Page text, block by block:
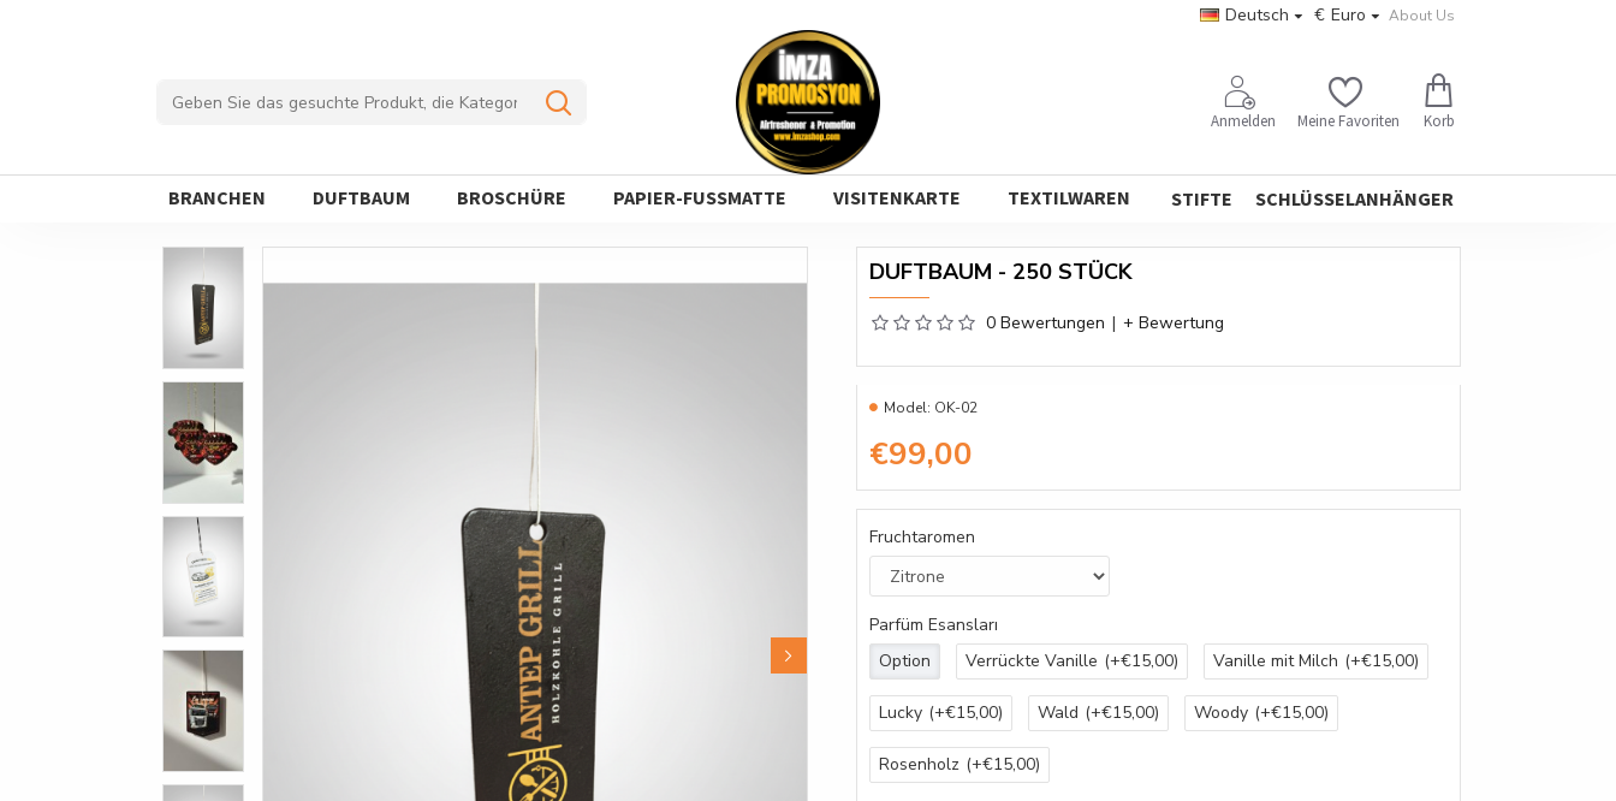
Deutsch € Euro About Us
Anmelden Meine Favoriten Korb
BRANCHEN DUFTBAUM BROSCHÜRE PAPIER-FUSSMATTE VISITENKARTE TEXTILWAREN STIFTE SCHLÜSSELANHÄNGER
DUFTBAUM - 250 STÜCK
0 Bewertungen | + Bewertung
€99,00
Model: OK-02
Fruchtaromen
Parfüm Esansları
Option
Verrückte Vanille (+€15,00) Vanille mit Milch (+€15,00)
Lucky (+€15,00) Wald (+€15,00) Woody (+€15,00)
Rosenholz (+€15,00)